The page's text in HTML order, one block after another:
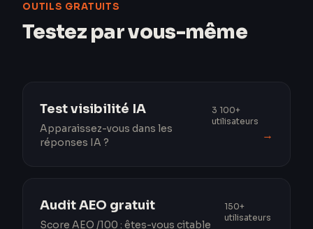
OUTILS GRATUITS
Testez par vous-même
Test visibilité IA
Apparaissez-vous dans les
réponses IA ?
3 100+
utilisateurs
→
Audit AEO gratuit
Score AEO /100 : êtes-vous citable
150+
utilisateurs